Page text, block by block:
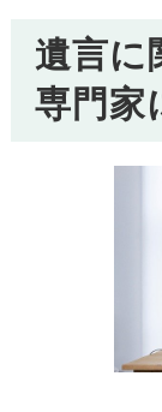
遺言に
専門家